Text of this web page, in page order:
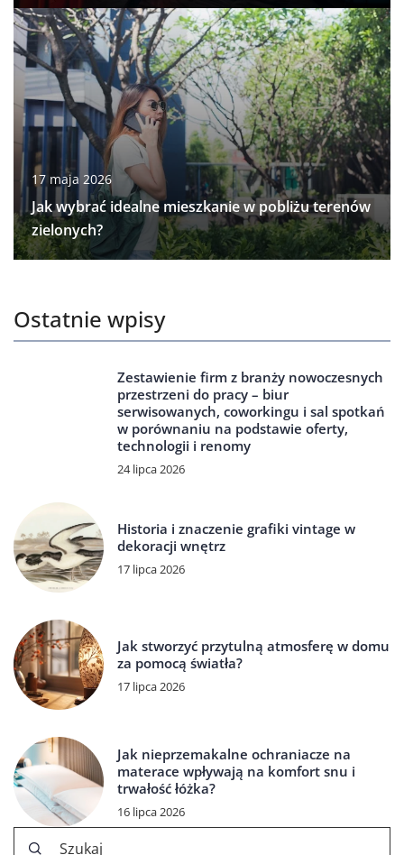
17 maja 2026
Jak wybrać idealne mieszkanie w pobliżu terenów
zielonych?
Ostatnie wpisy
Zestawienie firm z branży nowoczesnych
przestrzeni do pracy – biur
serwisowanych, coworkingu i sal spotkań
w porównaniu na podstawie oferty,
technologii i renomy
24 lipca 2026
Historia i znaczenie grafiki vintage w
dekoracji wnętrz
17 lipca 2026
Jak stworzyć przytulną atmosferę w domu
za pomocą światła?
17 lipca 2026
Jak nieprzemakalne ochraniacze na
materace wpływają na komfort snu i
trwałość łóżka?
16 lipca 2026